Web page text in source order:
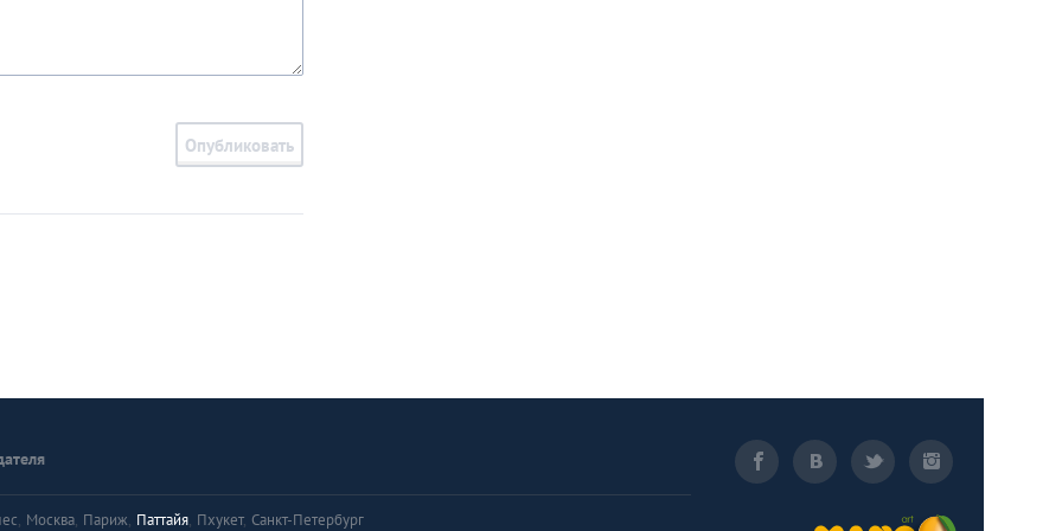
Опубликовать
, Москва, Париж, Паттайя, Пхукет, Санкт-Петербург